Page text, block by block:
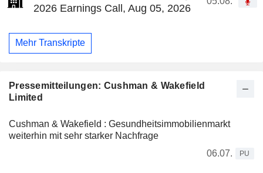
2026 Earnings Call, Aug 05, 2026
Mehr Transkripte
Pressemitteilungen: Cushman & Wakefield
Limited
Cushman & Wakefield : Gesundheitsimmobilienmarkt
weiterhin mit sehr starker Nachfrage
06.07.
PU